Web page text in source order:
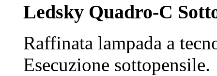
Ledsky Quadro-C
Raffinata lampada a
Esecuzione sottopensile.